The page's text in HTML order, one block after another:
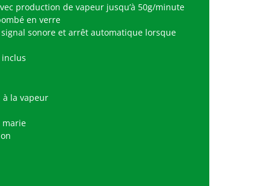
production de vapeur jusqu’à 50g/minute
en verre
signal sonore et arrêt automatique lorsque
à la vapeur
marie